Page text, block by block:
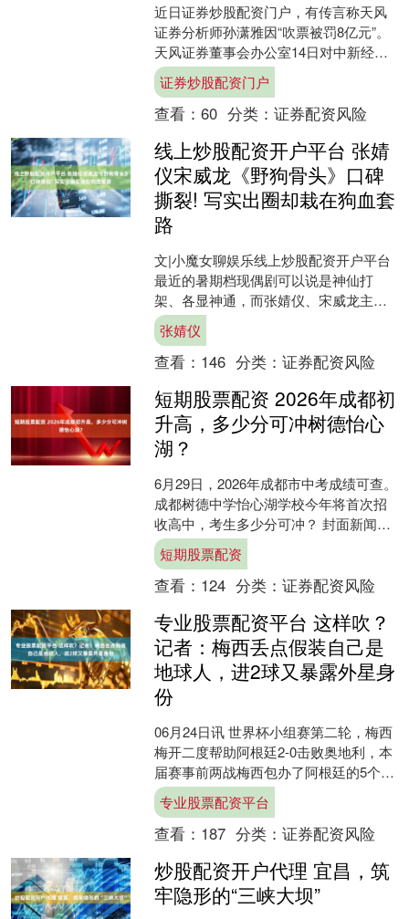
近日证券炒股配资门户，有传言称天风
证券分析师孙潇雅因“吹票被罚8亿元”。
天风证券董事会办公室14日对中新经纬
回应称，网传内容不属实，已报案，孙
潇雅目前在职状态....
证券炒股配资门户
查看： 60 分类： 证券配资风险
线上炒股配资开户平台 张婧
仪宋威龙《野狗骨头》口碑
撕裂! 写实出圈却栽在狗血套
路
文|小魔女聊娱乐线上炒股配资开户平台
最近的暑期档现偶剧可以说是神仙打
架、各显神通，而张婧仪、宋威龙主演
的《野狗骨头》绝对是争议最大的一
部。不同于其他甜宠现偶的....
张婧仪
查看： 146 分类： 证券配资风险
短期股票配资 2026年成都初
升高，多少分可冲树德怡心
湖？
6月29日，2026年成都市中考成绩可查。
成都树德中学怡心湖学校今年将首次招
收高中，考生多少分可冲？ 封面新闻记
者从该校了解到短期股票配资，今年，
该校面对“5+....
短期股票配资
查看： 124 分类： 证券配资风险
专业股票配资平台 这样吹？
记者：梅西丢点假装自己是
地球人，进2球又暴露外星身
份
06月24日讯 世界杯小组赛第二轮，梅西
梅开二度帮助阿根廷2-0击败奥地利，本
届赛事前两战梅西包办了阿根廷的5个进
球。阿根廷媒体tyc的记者撰文称赞梅
西，文章标....
专业股票配资平台
查看： 187 分类： 证券配资风险
炒股配资开户代理 宜昌，筑
牢隐形的“三峡大坝”